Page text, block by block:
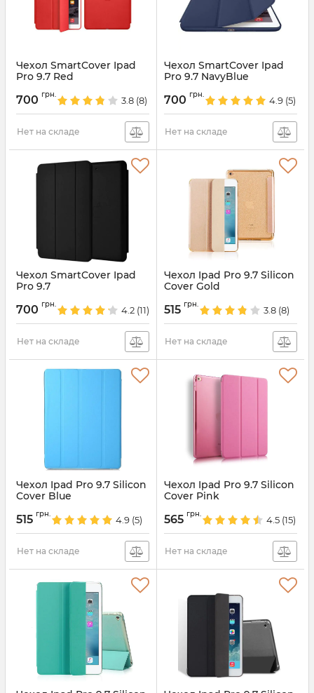
Чехол SmartCover Ipad
Pro 9.7 Red
700 грн.
3.8 (8)
Нет на складе
Чехол SmartCover Ipad
Pro 9.7 NavyBlue
700 грн.
4.9 (5)
Нет на складе
Чехол SmartCover Ipad
Pro 9.7
700 грн.
4.2 (11)
Нет на складе
Чехол Ipad Pro 9.7 Silicon
Cover Gold
515 грн.
3.8 (8)
Нет на складе
Чехол Ipad Pro 9.7 Silicon
Cover Blue
515 грн.
4.9 (5)
Нет на складе
Чехол Ipad Pro 9.7 Silicon
Cover Pink
565 грн.
4.5 (15)
Нет на складе